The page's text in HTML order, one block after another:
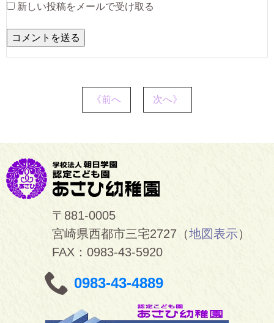
新しい投稿をメールで受け取る
《前へ 次へ》
〒881-0005
宮崎県西都市三宅2727（地図表示）
FAX：0983-43-5920
0983-43-4889